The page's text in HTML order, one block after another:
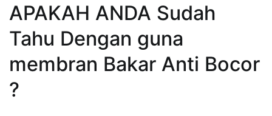
di
–
kami
APAKAH ANDA Sudah
Tahu Dengan guna
membran Bakar Anti Bocor
?